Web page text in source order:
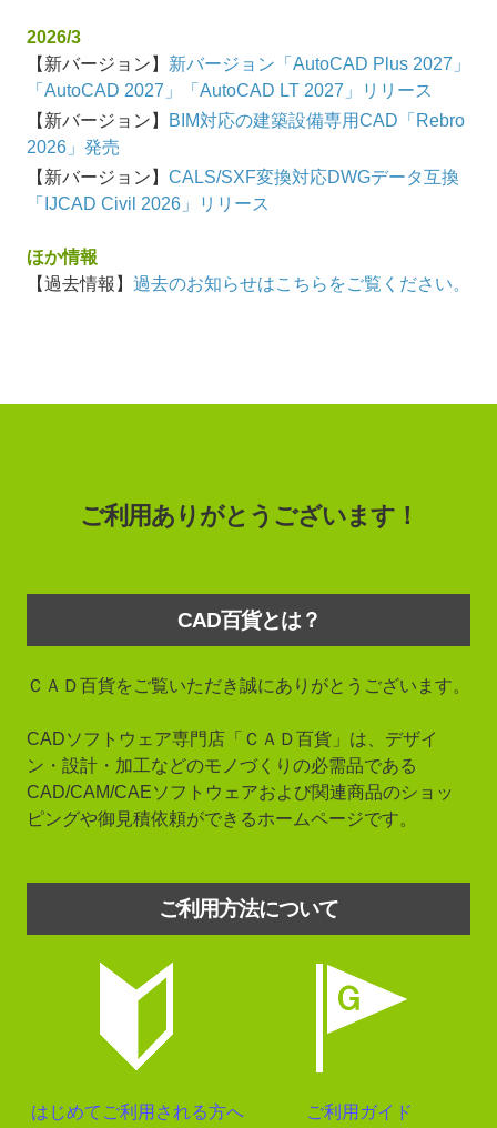
2026/3
【新バージョン】 新バージョン「AutoCAD Plus 2027」
「AutoCAD 2027」「AutoCAD LT 2027」リリース
【新バージョン】
BIM対応の建築設備専用CAD「Rebro
2026」発売
【新バージョン】 CALS/SXF変換対応DWGデータ互換
「IJCAD Civil 2026」リリース
ほか情報
【過去情報】 過去のお知らせはこちらをご覧ください。
ご利用ありがとうございます！
CAD百貨とは？
ＣＡＤ百貨をご覧いただき誠にありがとうございます。
CADソフトウェア専門店「ＣＡＤ百貨」は、デザイ
ン・設計・加工などのモノづくりの必需品である
CAD/CAM/CAEソフトウェアおよび関連商品のショッ
ピングや御見積依頼ができるホームページです。
ご利用方法について
はじめてご利用される方へ ご利用ガイド